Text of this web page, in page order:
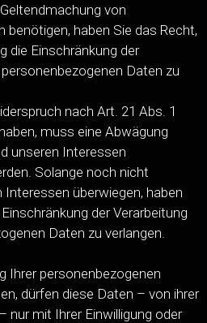
von
benötigen, haben Sie das Recht,
die Einschränkung der
Daten zu
nach Art. 21 Abs. 1
muss eine Abwägung
unseren Interessen
Solange noch nicht
überwiegen, haben
der Verarbeitung
Daten zu verlangen.
Ihrer personenbezogenen
dürfen diese Daten – von ihrer
nur mit Ihrer Einwilligung oder